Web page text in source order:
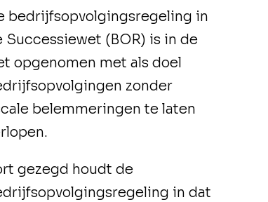
bedrijfsopvolgingsregeling in
Successiewet (BOR) is in de
opgenomen met als doel
zonder
belemmeringen te laten
gezegd houdt de
in dat